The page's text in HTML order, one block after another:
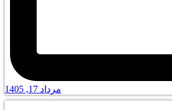
مرداد 17, 1405